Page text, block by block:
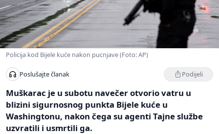
Policija kod Bijele kuće nakon pucnjave (Foto: AP)
Poslušajte članak Podijeli
Muškarac je u subotu navečer otvorio vatru u
blizini sigurnosnog punkta Bijele kuće u
Washingtonu, nakon čega su agenti Tajne službe
uzvratili i usmrtili ga.